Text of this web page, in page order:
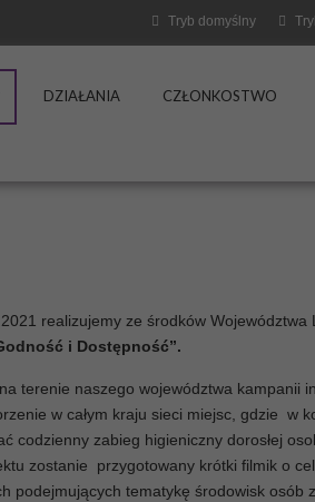
Tryb domyślny
DZIAŁANIA CZŁONKOSTWO
realizujemy ze środków
i Dostępność”.
terenie naszego województwa kampanii
w całym kraju sieci miejsc, gdzie w
codzienny zabieg higieniczny dorosłej
zostanie przygotowany krótki filmik o
podejmujących tematykę środowisk